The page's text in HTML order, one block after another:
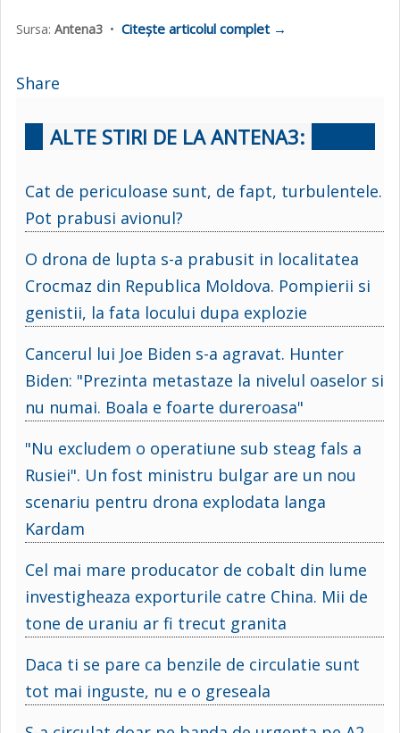
Sursa: Antena3 • Citește articolul complet →
Share
ALTE STIRI DE LA ANTENA3:
Cat de periculoase sunt, de fapt, turbulentele.
Pot prabusi avionul?
O drona de lupta s-a prabusit in localitatea
Crocmaz din Republica Moldova. Pompierii si
genistii, la fata locului dupa explozie
Cancerul lui Joe Biden s-a agravat. Hunter
Biden: "Prezinta metastaze la nivelul oaselor si
nu numai. Boala e foarte dureroasa"
"Nu excludem o operatiune sub steag fals a
Rusiei". Un fost ministru bulgar are un nou
scenariu pentru drona explodata langa
Kardam
Cel mai mare producator de cobalt din lume
investigheaza exporturile catre China. Mii de
tone de uraniu ar fi trecut granita
Daca ti se pare ca benzile de circulatie sunt
tot mai inguste, nu e o greseala